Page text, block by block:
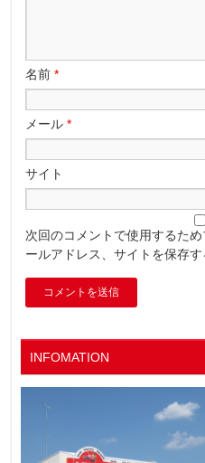
名前*
メール*
サイト
次回のコメントで使用するた
ールアドレス、サイトを保存す
INFOMATION